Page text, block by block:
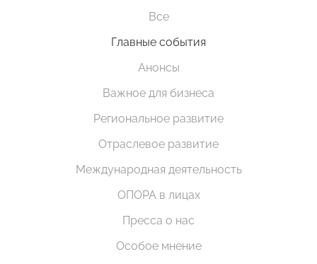
Все
Главные события
Анонсы
Важное для бизнеса
Региональное развитие
Отраслевое развитие
Международная деятельность
ОПОРА в лицах
Пресса о нас
Особое мнение